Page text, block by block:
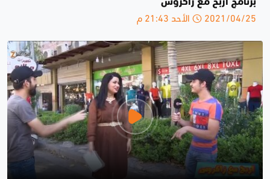
برنامج اربح مع زاكروس
2021/04/25 الأحد 21:43 م